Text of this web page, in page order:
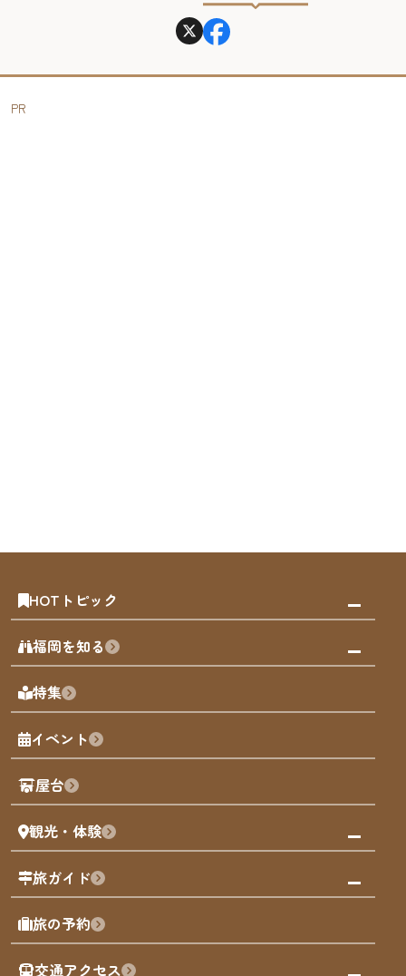
PR
HOTトピック
みんなの旅行記
天神エリア
博多旧市街
福岡城
歴史・文化
福岡を知る
福岡の見どころ
福岡の魅力
観光カレンダー
観光PR動画
まち歩き
福岡グルメ
福岡を楽しむ
福岡のアート
福岡のナイトタイム
特集
イベント
屋台
観光・体験
観る・遊ぶ
屋台
買う
体験
旅ガイド
モデルコース
AIおまかせコース
旅の予約
交通アクセス